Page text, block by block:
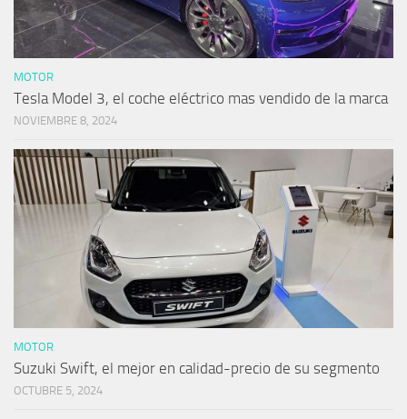
MOTOR
Tesla Model 3, el coche eléctrico mas vendido de la marca
NOVIEMBRE 8, 2024
MOTOR
Suzuki Swift, el mejor en calidad-precio de su segmento
OCTUBRE 5, 2024